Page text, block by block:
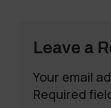
Leave a
Your email
Required